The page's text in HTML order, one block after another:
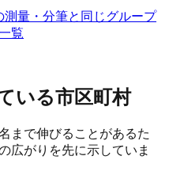
測量・分筆と同じグループ
覧
いる市区町村
まで伸びることがあるた
広がりを先に示していま